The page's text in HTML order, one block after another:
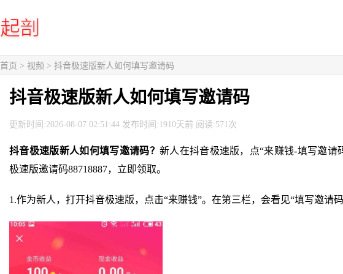
首页 > 视频 > 抖音极速版新人如何填写邀请码
抖音极速版新人如何填写邀请码
更新时间:2026-08-07 02:51:44 发布时间:1910天前 阅读:571次
抖音极速版新人如何填写邀请码？ 新人在抖音极速版，点“来赚钱-填写邀请
极速版邀请码88718887，立即领取。
1.作为新人，打开抖音极速版，点击“来赚钱”。在第三栏，会看见“填写邀请码